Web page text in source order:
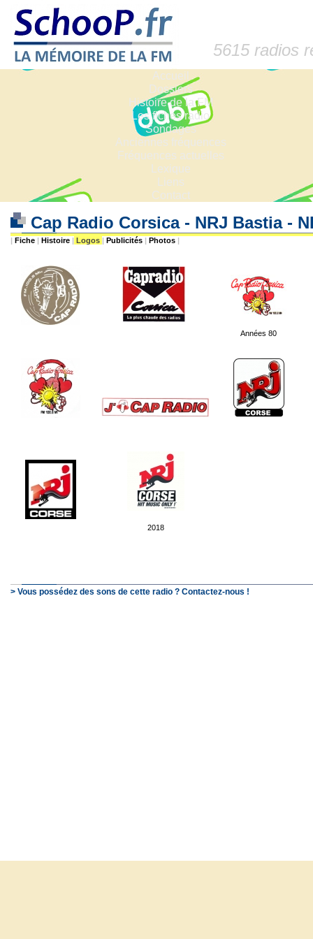
5615 radios
Accueil
Dossiers
Histoire de la FM
Les fiches radio
Sondages
Anciennes fréquences
Fréquences actuelles
Lexique
Liens
Contact
Cap Radio Corsica - NRJ Bastia -
| Fiche | Histoire | Logos | Publicités | Photos |
Années 80
2018
> Vous possédez des sons de cette radio ? Contactez-nous !